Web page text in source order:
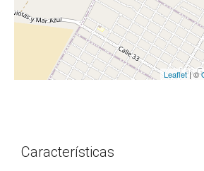
Leaflet| ©
Características